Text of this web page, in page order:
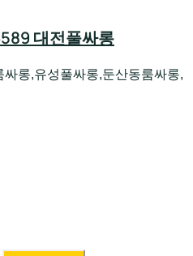
대전풀싸롱
롱,유성풀싸롱,둔산동룸싸롱,